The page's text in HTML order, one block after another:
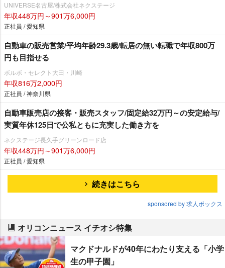
UNIVERSE名古屋/株式会社ネクステージ
年収448万円～901万6,000円
正社員 / 愛知県
自動車の販売営業/平均年齢29.3歳/転居の無い転職で年収800万
円も目指せる
ボルボ・セレクト大田・川崎
年収816万2,000円
正社員 / 神奈川県
自動車販売店の接客・販売スタッフ/固定給32万円～の安定給与/
実質年休125日で公私ともに充実した働き方を
ネクステージ⾧久手グリーンロード店
年収448万円～901万6,000円
正社員 / 愛知県
続きはこちら
sponsored by 求人ボックス
オリコンニュース イチオシ特集
マクドナルドが40年にわたり支える「小学
生の甲子園」